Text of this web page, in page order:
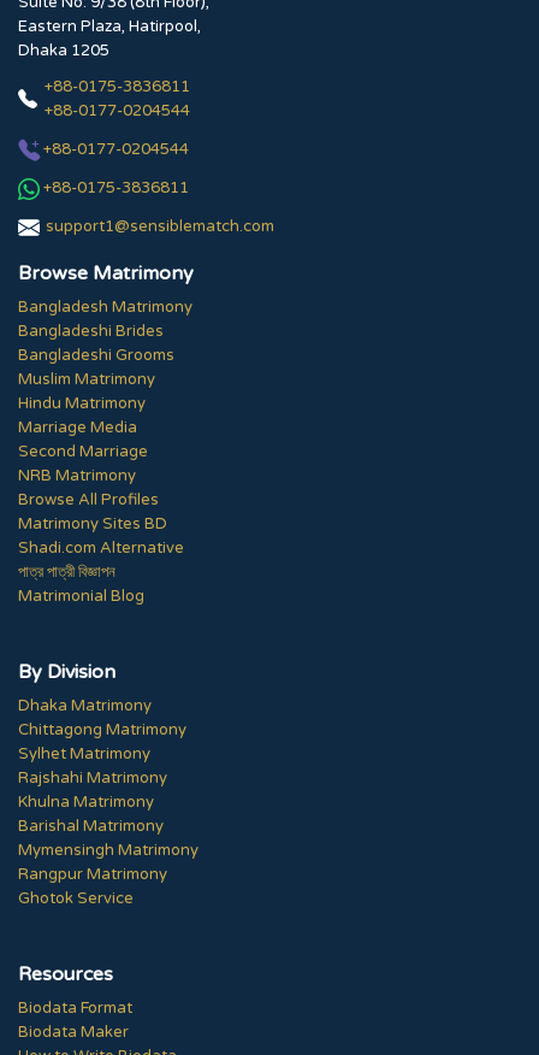
Eastern Plaza, Hatirpool,
Dhaka 1205
+88-0175-3836811
+88-0177-0204544
+88-0177-0204544
+88-0175-3836811
support1@sensiblematch.com
Browse Matrimony
Bangladesh Matrimony
Bangladeshi Brides
Bangladeshi Grooms
Muslim Matrimony
Hindu Matrimony
Marriage Media
Second Marriage
NRB Matrimony
Browse All Profiles
Matrimony Sites BD
Shadi.com Alternative
পাত্র পাত্রী বিজ্ঞাপন
Matrimonial Blog
By Division
Dhaka Matrimony
Chittagong Matrimony
Sylhet Matrimony
Rajshahi Matrimony
Khulna Matrimony
Barishal Matrimony
Mymensingh Matrimony
Rangpur Matrimony
Ghotok Service
Resources
Biodata Format
Biodata Maker